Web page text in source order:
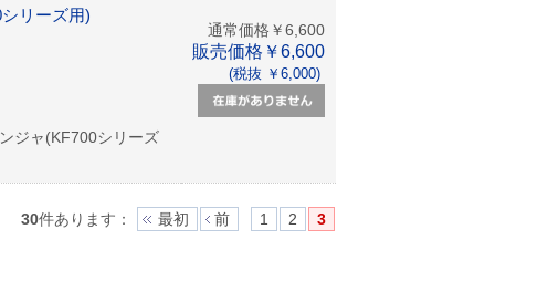
リーズ用)
ジャ(KF700シリーズ
通常価格￥6,600
販売価格￥6,600
(税抜 ￥6,000)
30件あります ： 最初 前 1 2 3